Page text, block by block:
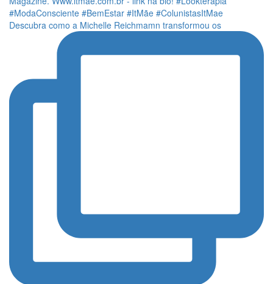
Descubra como a Michelle Reichmamn transformou os